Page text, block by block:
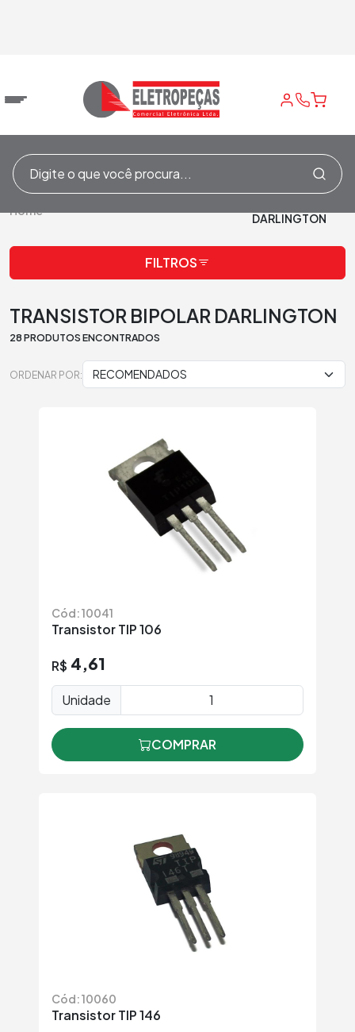
Home
DARLINGTON
FILTROS
TRANSISTOR BIPOLAR DARLINGTON
28 PRODUTOS ENCONTRADOS
ORDENAR POR:
Cód: 10041
Transistor TIP 106
R$ 4,61
Unidade
COMPRAR
Cód: 10060
Transistor TIP 146